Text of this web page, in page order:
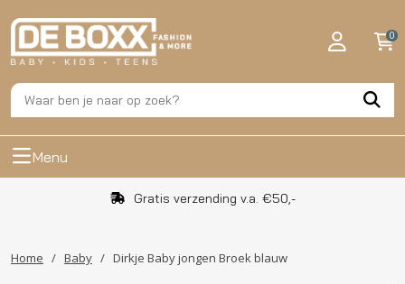
0
Menu
Gratis verzending v.a. €50,-
Home / Baby / Dirkje Baby jongen Broek blauw